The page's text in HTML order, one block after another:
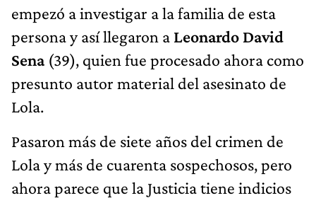
empezó a investigar a la familia de esta
persona y así llegaron a Leonardo David
Sena(39), quien fue procesado ahora como
presunto autor material del asesinato de
Lola.
Pasaron más de siete años del crimen de
Lola y más de cuarenta sospechosos, pero
ahora parece que la Justicia tiene indicios